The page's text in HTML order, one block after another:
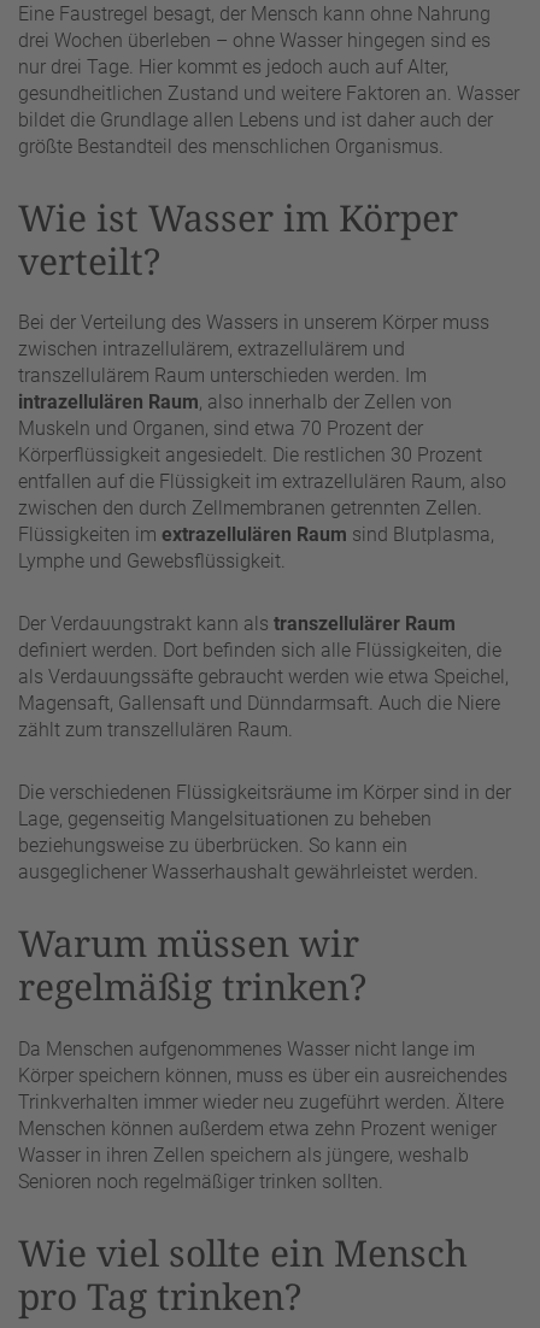
Eine Faustregel besagt, der Mensch kann ohne Nahrung
drei Wochen überleben – ohne Wasser hingegen sind es
nur drei Tage. Hier kommt es jedoch auch auf Alter,
gesundheitlichen Zustand und weitere Faktoren an. Wasser
bildet die Grundlage allen Lebens und ist daher auch der
größte Bestandteil des menschlichen Organismus.
Wie ist Wasser im Körper
verteilt?
Bei der Verteilung des Wassers in unserem Körper muss
zwischen intrazellulärem, extrazellulärem und
transzellulärem Raum unterschieden werden. Im
intrazellulären Raum, also innerhalb der Zellen von
Muskeln und Organen, sind etwa 70 Prozent der
Körperflüssigkeit angesiedelt. Die restlichen 30 Prozent
entfallen auf die Flüssigkeit im extrazellulären Raum, also
zwischen den durch Zellmembranen getrennten Zellen.
Flüssigkeiten im extrazellulären Raum sind Blutplasma,
Lymphe und Gewebsflüssigkeit.
Der Verdauungstrakt kann als transzellulärer Raum
definiert werden. Dort befinden sich alle Flüssigkeiten, die
als Verdauungssäfte gebraucht werden wie etwa Speichel,
Magensaft, Gallensaft und Dünndarmsaft. Auch die Niere
zählt zum transzellulären Raum.
Die verschiedenen Flüssigkeitsräume im Körper sind in der
Lage, gegenseitig Mangelsituationen zu beheben
beziehungsweise zu überbrücken. So kann ein
ausgeglichener Wasserhaushalt gewährleistet werden.
Warum müssen wir
regelmäßig trinken?
Da Menschen aufgenommenes Wasser nicht lange im
Körper speichern können, muss es über ein ausreichendes
Trinkverhalten immer wieder neu zugeführt werden. Ältere
Menschen können außerdem etwa zehn Prozent weniger
Wasser in ihren Zellen speichern als jüngere, weshalb
Senioren noch regelmäßiger trinken sollten.
Wie viel sollte ein Mensch
pro Tag trinken?